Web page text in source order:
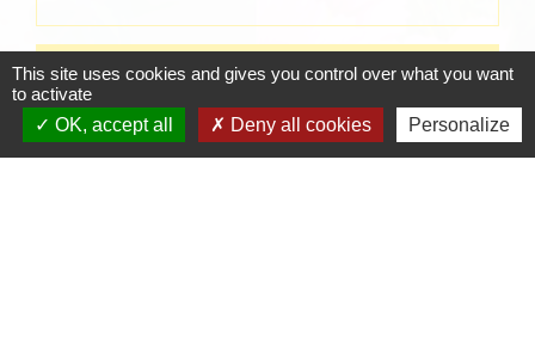
Pour en savoir plus
Portail des services en ligne des notaires de
Franceopen_in_new
This site uses cookies and gives you control over what you want
to activate
OK, accept all
Deny all cookies Personalize